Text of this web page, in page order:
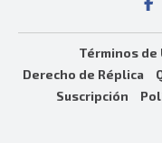
Términos de
Derecho de Réplica
Suscripción